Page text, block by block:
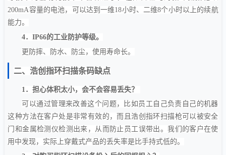
200mA容量的电池，可以达到一维18小时、二维8个小时以上的续航
能力。
4．IP66的工业防护等级。
更防摔、防水、防尘，使用寿命长。
二、浩创指环扫描条码缺点
1．担心体积太小，会不会容易丢失？
可以通过管理来改善这个问题，比如员工自己负责自己的机器
这种方法在客户处是非常有效的，而且浩创指环扫描枪可以被安全
门和金属检测仪检测出来，从而防止员工误带出。我们的客户在使
用中发现，实际上穿戴式产品的丢失率是比手持式低的。